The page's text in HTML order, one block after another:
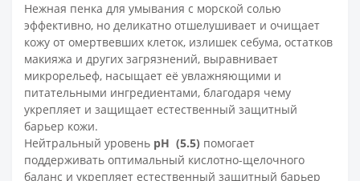
Нежная пенка для умывания с морской солью
эффективно, но деликатно отшелушивает и очищает
кожу от омертвевших клеток, излишек себума, остатков
макияжа и других загрязнений, выравнивает
микрорельеф, насыщает её увлажняющими и
питательными ингредиентами, благодаря чему
укрепляет и защищает естественный защитный
барьер кожи.
Нейтральный уровень pH (5.5) помогает
поддерживать оптимальный кислотно-щелочного
баланс и укрепляет естественный защитный барьер